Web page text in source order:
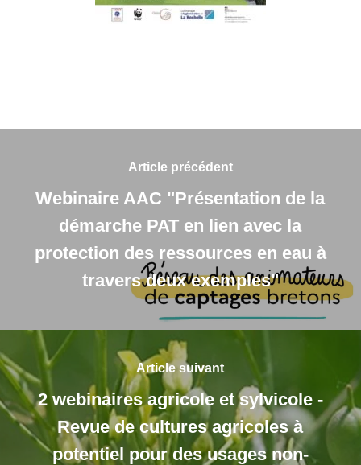
Article précédent
Webinaire AAC "Présentation de la
démarche PAT en lien avec la
protection des ressources en eau à
travers deux exemples"
Article suivant
2 webinaires agricole et sylvicole -
Revue de cultures agricoles à
potentiel pour des usages non-